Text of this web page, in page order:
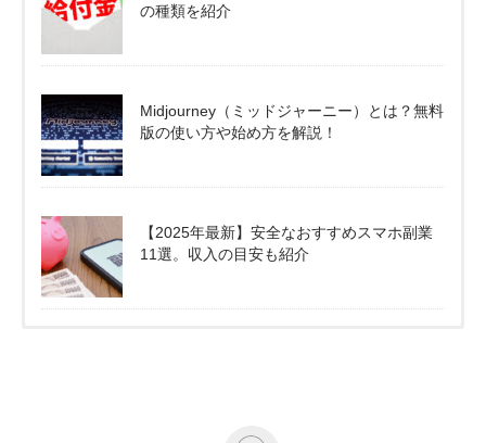
の種類を紹介
Midjourney（ミッドジャーニー）とは？無料
版の使い方や始め方を解説！
【2025年最新】安全なおすすめスマホ副業
11選。収入の目安も紹介